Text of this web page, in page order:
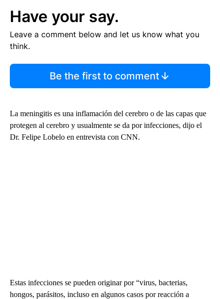
Have your say.
Leave a comment below and let us know what you
think.
Be the first to comment
La meningitis es una inflamación del cerebro o de las capas que
protegen al cerebro y usualmente se da por infecciones, dijo el
Dr. Felipe Lobelo en entrevista con CNN.
Estas infecciones se pueden originar por “virus, bacterias,
hongos, parásitos, incluso en algunos casos por reacción a